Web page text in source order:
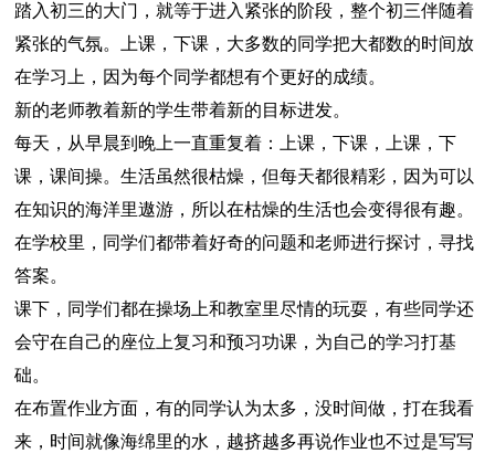
踏入初三的大门，就等于进入紧张的阶段，整个初三伴随着
紧张的气氛。上课，下课，大多数的同学把大都数的时间放
在学习上，因为每个同学都想有个更好的成绩。
新的老师教着新的学生带着新的目标进发。
每天，从早晨到晚上一直重复着：上课，下课，上课，下
课，课间操。生活虽然很枯燥，但每天都很精彩，因为可以
在知识的海洋里遨游，所以在枯燥的生活也会变得很有趣。
在学校里，同学们都带着好奇的问题和老师进行探讨，寻找
答案。
课下，同学们都在操场上和教室里尽情的玩耍，有些同学还
会守在自己的座位上复习和预习功课，为自己的学习打基
础。
在布置作业方面，有的同学认为太多，没时间做，打在我看
来，时间就像海绵里的水，越挤越多再说作业也不过是写写